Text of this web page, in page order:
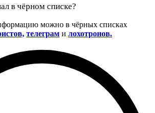
в чёрном списке?
можно в чёрных списках
телеграм и лохотронов.